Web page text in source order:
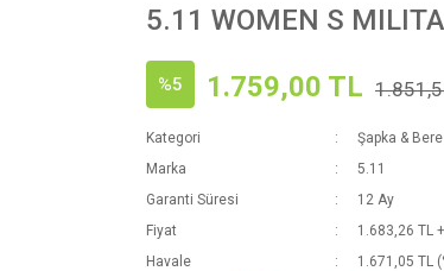
5.11 WOMEN S
%5 1.759,00 TL
Kategori
Şapka & Bere
Marka
5.11
Garanti Süresi
12 Ay
Fiyat
1.683,26 TL
Havale
1.671,05 TL